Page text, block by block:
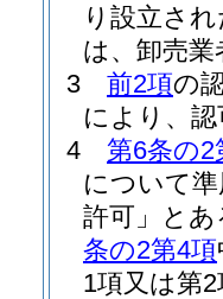
り設立さ
は、卸売
3
前2項の
により、
4
第6条の2
について
許可」と
条の2第4項
1項又は第